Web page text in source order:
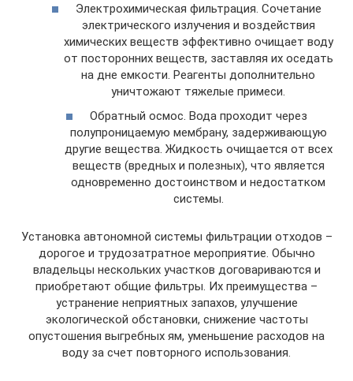
Электрохимическая фильтрация. Сочетание
электрического излучения и воздействия
химических веществ эффективно очищает воду
от посторонних веществ, заставляя их оседать
на дне емкости. Реагенты дополнительно
уничтожают тяжелые примеси.
Обратный осмос. Вода проходит через
полупроницаемую мембрану, задерживающую
другие вещества. Жидкость очищается от всех
веществ (вредных и полезных), что является
одновременно достоинством и недостатком
системы.
Установка автономной системы фильтрации отходов –
дорогое и трудозатратное мероприятие. Обычно
владельцы нескольких участков договариваются и
приобретают общие фильтры. Их преимущества –
устранение неприятных запахов, улучшение
экологической обстановки, снижение частоты
опустошения выгребных ям, уменьшение расходов на
воду за счет повторного использования.